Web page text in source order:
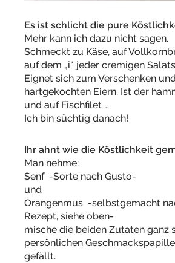
Es ist schlicht die pure
Mehr kann ich dazu nicht sagen.
Schmeckt zu Käse, auf
auf dem „i“ jeder cremigen
Eignet sich zum Verschenken
hartgekochten Eiern. Ist der
und auf Fischfilet …
Ich bin süchtig danach!
Ihr ahnt wie die Köstlichkeit
Man nehme:
Senf -Sorte nach Gusto-
und
Orangenmus -selbstgemacht
Rezept, siehe oben-
mische die beiden Zutaten ganz
persönlichen
gefällt.